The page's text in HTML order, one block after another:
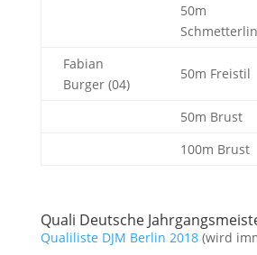
50m
Fabian
Burger (04)
50m Freistil
50m Brust
100m Brust
Quali Deutsche
Qualiliste DJM Berlin 2018(wird